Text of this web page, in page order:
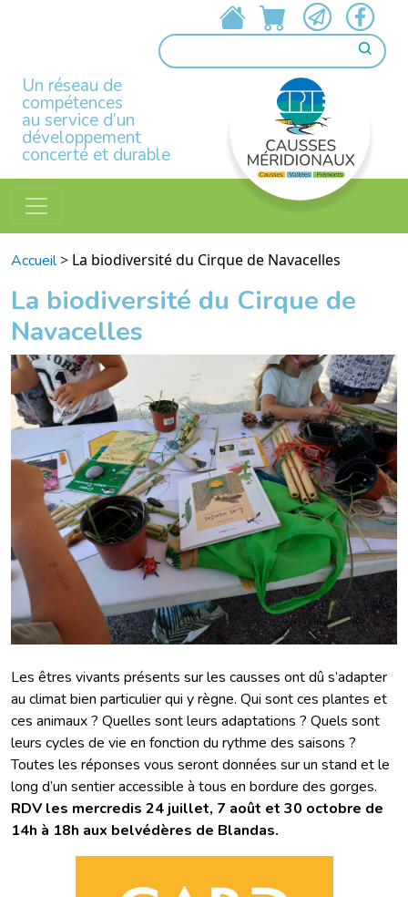
Un réseau de
compétences
au service d’un
développement
concerté et durable
Accueil> La biodiversité du Cirque de Navacelles
La biodiversité du Cirque de
Navacelles
Les êtres vivants présents sur les causses ont dû s’adapter
au climat bien particulier qui y règne. Qui sont ces plantes et
ces animaux ? Quelles sont leurs adaptations ? Quels sont
leurs cycles de vie en fonction du rythme des saisons ?
Toutes les réponses vous seront données sur un stand et le
long d’un sentier accessible à tous en bordure des gorges.
RDV les mercredis 24 juillet, 7 août et 30 octobre de
14h à 18h aux belvédères de Blandas.